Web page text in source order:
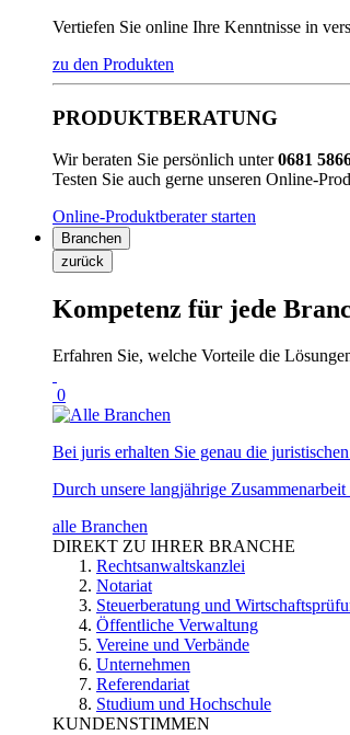
Vertiefen Sie online Ihre Kenntnisse in
zu den Produkten
PRODUKTBERATUNG
Wir beraten Sie persönlich unter0681
Testen Sie auch gerne unseren Online-
Online-Produktberater starten
Branchen
zurück
Kompetenz für jede
Erfahren Sie, welche Vorteile die
0
Bei juris erhalten Sie genau die
Durch unsere langjährige
alle Branchen
DIREKT ZU IHRER BRANCHE
Rechtsanwaltskanzlei
Notariat
Steuerberatung und
Öffentliche Verwaltung
Vereine und Verbände
Unternehmen
Referendariat
Studium und Hochschule
KUNDENSTIMMEN